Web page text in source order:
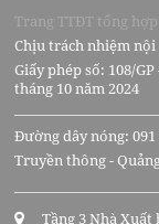
Trang TTĐT tổng
Chịu trách nhiệm
Giấy phép số: 108/
tháng 10 năm 2024
Đường dây nóng: 091
Truyền thông -
Tầng 3 Nhà Xuất